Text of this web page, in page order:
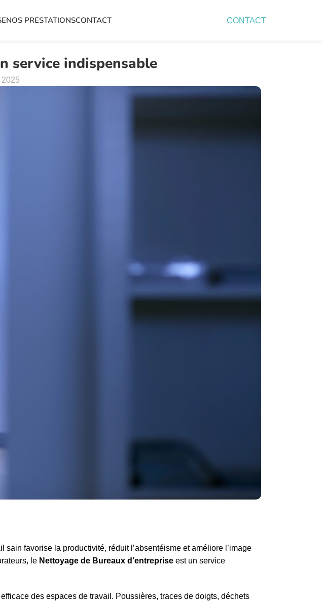
NOS PRESTATIONSCONTACT CONTACT
service indispensable
2025
favorise la productivité, réduit l’absentéisme et améliore l’image
le Nettoyage de Bureaux d’entreprise est un service
des espaces de travail. Poussières, traces de doigts, déchets